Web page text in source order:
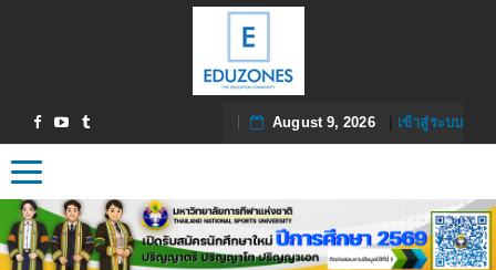
August 9, 2026| เข้าสู่ระบบ
Toggle navigation